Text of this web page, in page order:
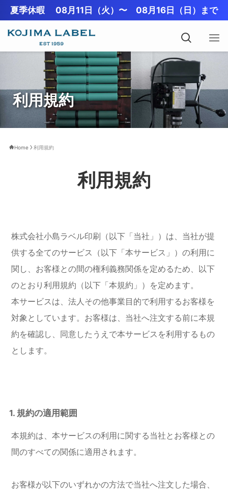
夏季休暇 08月11日（火）〜 08月16日（日）まで
利用規約
Home 利用規約
利用規約
株式会社小島ラベル印刷（以下「当社」）は、当社が提
供する全てのサービス（以下「本サービス」）の利用に
関し、お客様との間の権利義務関係を定めるため、以下
のとおり利用規約（以下「本規約」）を定めます。
本サービスは、法人その他事業目的で利用するお客様を
対象としています。お客様は、当社へ注文する前に本規
約を確認し、同意したうえで本サービスを利用するもの
とします。
1. 規約の適用範囲
本規約は、本サービスの利用に関する当社とお客様との
間のすべての関係に適用されます。
お客様が以下のいずれかの方法で当社へ注文した場合、